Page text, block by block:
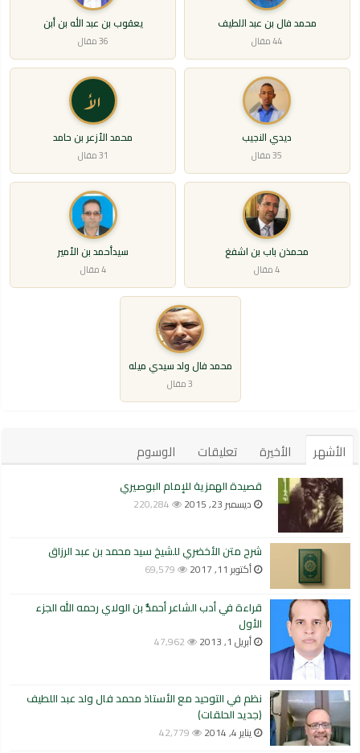
محمد فال بن عبد اللطيف
44 مقال
يعقوب بن عبد الله بن أبن
36 مقال
ديدي النجيب
35 مقال
الأ
محمد الأزعر بن حامد
31 مقال
محمذن باب بن اشفغ
4 مقال
سيدأحمد بن الأمير
4 مقال
محمد فال ولد سيدي ميله
3 مقال
الأشهر الأخيرة تعليقات الوسوم
قصيدة الهمزية للإمام البوصيري
ديسمبر 23, 2015 220,284
شرح متن الأخضري للشيخ سيد محمد بن عبد الرزاق
أكتوبر 11, 2017 69,579
قراءة في أدب الشاعر أحمدُّ بن الولاي رحمه الله الجزء
الأول
أبريل 1, 2013 47,962
نظم في التوحيد مع الأستاذ محمد فال ولد عبد اللطيف
(جديد الحلقات)
يناير 4, 2014 42,779